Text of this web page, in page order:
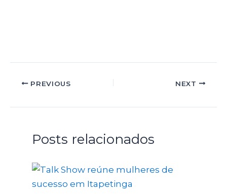
PREVIOUS NEXT
Posts relacionados